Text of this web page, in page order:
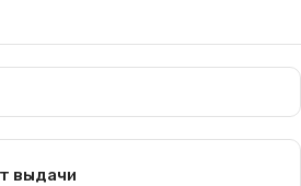
выдачи